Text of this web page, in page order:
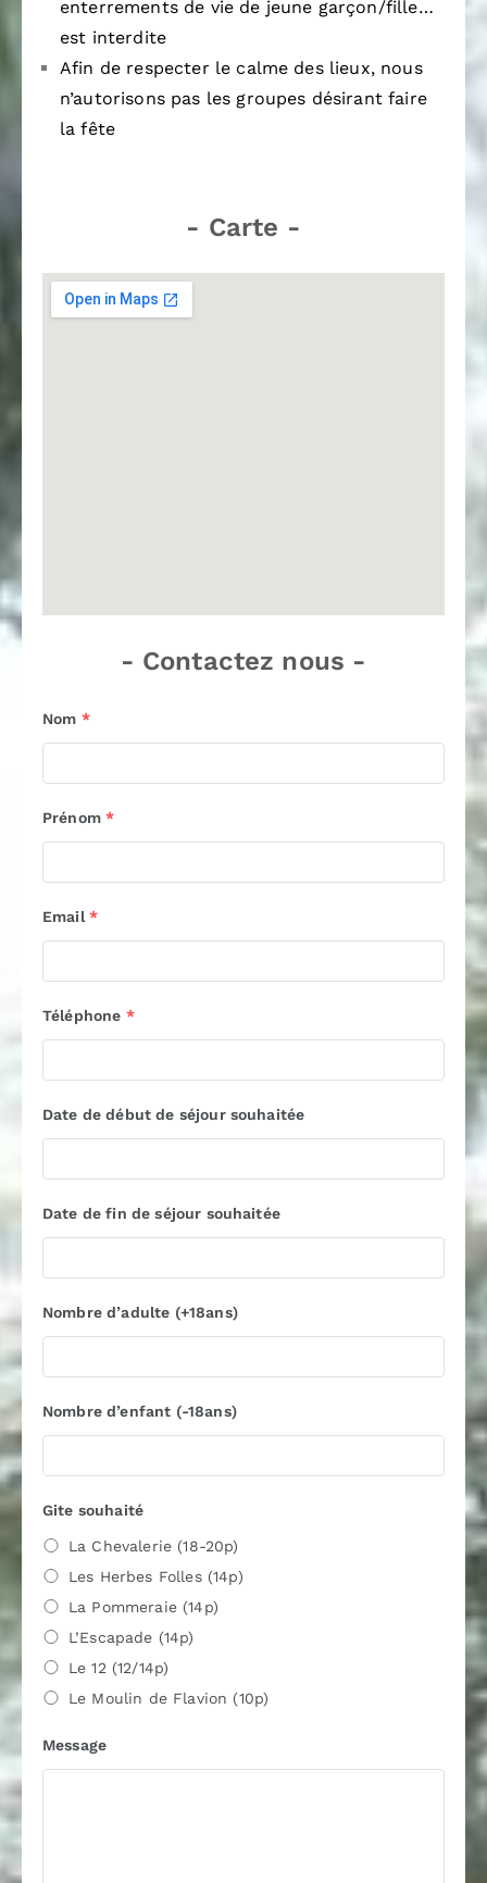
enterrements de vie de jeune garçon/fille…
est interdite
Afin de respecter le calme des lieux, nous
n’autorisons pas les groupes désirant faire
la fête
- Carte -
- Contactez nous -
Nom *
Prénom *
Email *
Téléphone *
Date de début de séjour souhaitée
Date de fin de séjour souhaitée
Nombre d’adulte (+18ans)
Nombre d’enfant (-18ans)
Gite souhaité
La Chevalerie (18-20p)
Les Herbes Folles (14p)
La Pommeraie (14p)
L’Escapade (14p)
Le 12 (12/14p)
Le Moulin de Flavion (10p)
Message